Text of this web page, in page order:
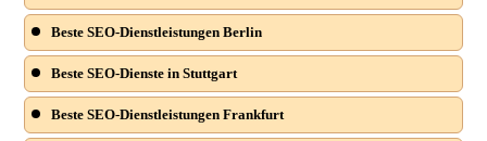
Beste SEO-Dienstleistungen Berlin
Beste SEO-Dienste in Stuttgart
Beste SEO-Dienstleistungen Frankfurt